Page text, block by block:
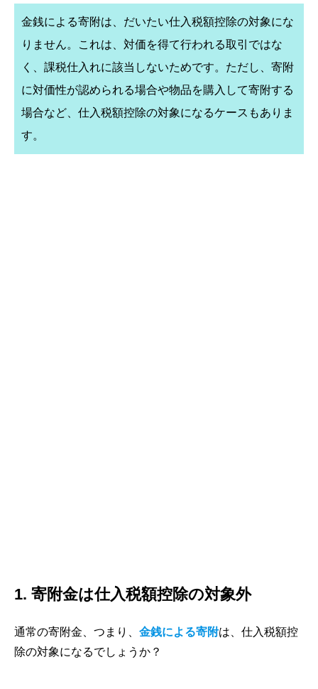
金銭による寄附は、だいたい仕入税額控除の対象にな
りません。これは、対価を得て行われる取引ではな
く、課税仕入れに該当しないためです。ただし、寄附
に対価性が認められる場合や物品を購入して寄附する
場合など、仕入税額控除の対象になるケースもありま
す。
1. 寄附金は仕入税額控除の対象外
通常の寄附金、つまり、 金銭による寄附は、仕入税額控
除の対象になるでしょうか？